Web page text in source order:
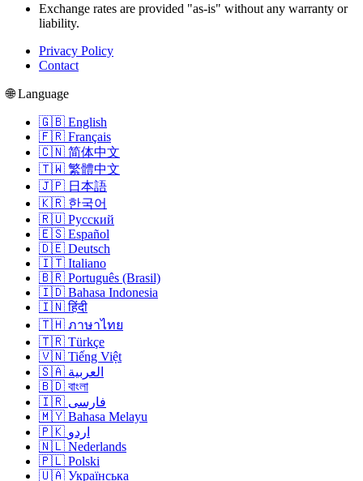
Exchange rates are provided "as-is" without any warranty or
liability.
Privacy Policy
Contact
🌐 Language
🇬🇧 English
🇫🇷 Français
🇨🇳 简体中文
🇹🇼 繁體中文
🇯🇵 日本語
🇰🇷 한국어
🇷🇺 Русский
🇪🇸 Español
🇩🇪 Deutsch
🇮🇹 Italiano
🇧🇷 Português (Brasil)
🇮🇩 Bahasa Indonesia
🇮🇳 हिंदी
🇹🇭 ภาษาไทย
🇹🇷 Türkçe
🇻🇳 Tiếng Việt
🇸🇦 العربية
🇧🇩 বাংলা
🇮🇷 فارسی
🇲🇾 Bahasa Melayu
🇵🇰 اردو
🇳🇱 Nederlands
🇵🇱 Polski
🇺🇦 Українська